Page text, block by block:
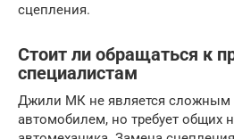
сцепления.
Стоит ли обращаться к
специалистам
Джили МК не является сложным
автомобилем, но требует общих